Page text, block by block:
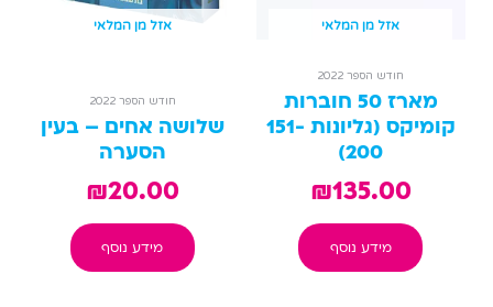
אזל מן המלאי
חודש הספר 2022
מארז 50 חוברות
קומיקס (גליונות 151-
200)
₪135.00
מידע נוסף
אזל מן המלאי
חודש הספר 2022
שלושה אחים – בעין
הסערה
₪20.00
מידע נוסף